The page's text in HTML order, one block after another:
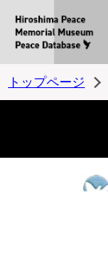
トップページ